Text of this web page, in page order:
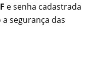
e senha cadastrada
segurança das